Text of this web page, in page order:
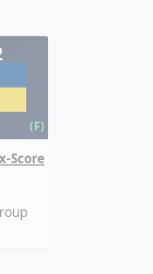
(F)
Score